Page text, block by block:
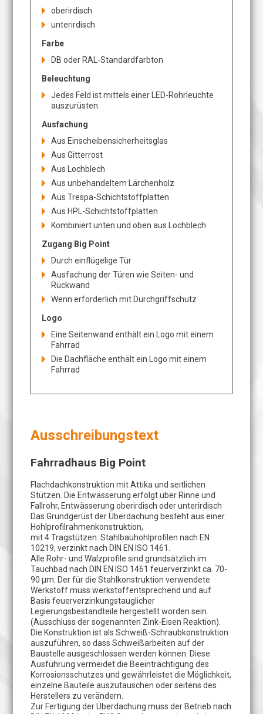
oberirdisch
unterirdisch
Farbe
DB oder RAL-Standardfarbton
Beleuchtung
Jedes Feld ist mittels einer LED-Rohrleuchte
auszurüsten.
Ausfachung
Aus Einscheibensicherheitsglas
Aus Gitterrost
Aus Lochblech
Aus unbehandeltem Lärchenholz
Aus Trespa-Schichtstoffplatten
Aus HPL-Schichtstoffplatten
Kombiniert unten und oben aus Lochblech
Zugang Big Point
Durch einflügelige Tür
Ausfachung der Türen wie Seiten- und
Rückwand
Wenn erforderlich mit Durchgriffschutz
Logo
Eine Seitenwand enthält ein Logo mit einem
Fahrrad
Die Dachfläche enthält ein Logo mit einem
Fahrrad
Ausschreibungstext
Fahrradhaus Big Point
Flachdachkonstruktion mit Attika und seitlichen
Stützen. Die Entwässerung erfolgt über Rinne und
Fallrohr, Entwässerung oberirdisch oder unterirdisch
Das Grundgerüst der Überdachung besteht aus einer
Hohlprofilrahmenkonstruktion,
mit 4 Tragstützen. Stahlbauhohlprofilen nach EN
10219, verzinkt nach DIN EN ISO 1461.
Alle Rohr- und Walzprofile sind grundsätzlich im
Tauchbad nach DIN EN ISO 1461 feuerverzinkt ca. 70-
90 µm. Der für die Stahlkonstruktion verwendete
Werkstoff muss werkstoffentsprechend und auf
Basis feuerverzinkungstauglicher
Legierungsbestandteile hergestellt worden sein.
(Ausschluss der sogenannten Zink-Eisen Reaktion).
Die Konstruktion ist als Schweiß-Schraubkonstruktion
auszuführen, so dass Schweißarbeiten auf der
Baustelle ausgeschlossen werden können. Diese
Ausführung vermeidet die Beeinträchtigung des
Korrosionsschutzes und gewährleistet die Möglichkeit,
einzelne Bauteile auszutauschen oder seitens des
Herstellers zu verändern.
Zur Fertigung der Überdachung muss der Betrieb nach